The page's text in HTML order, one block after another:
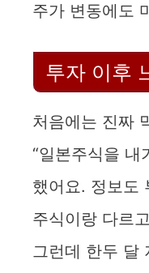
주가 변동에도
투자 이후
처음에는 진짜
“일본주식을 내
했어요. 정보도
주식이랑 다르
그런데 한두 달